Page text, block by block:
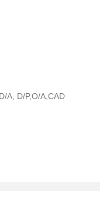
A, D/P,O/A,CAD